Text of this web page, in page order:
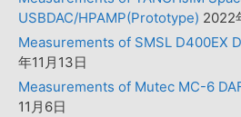
USBDAC/HPAMP(Prototype) 2022
Measurements of SMSL D400EX
年11月13日
Measurements of Mutec MC-6
11月6日